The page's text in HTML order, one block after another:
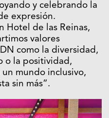
y celebrando la
expresión.
Hotel de las Reinas,
valores
como la diversidad,
o la positividad,
mundo inclusivo,
sin más”.